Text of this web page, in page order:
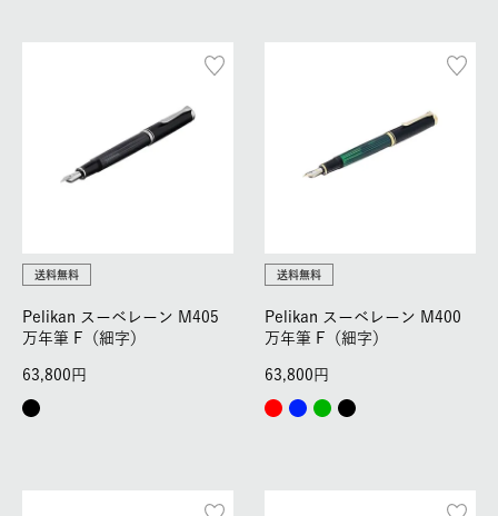
送料無料
Pelikan スーベレーン M405
万年筆 F（細字）
63,800
送料無料
Pelikan スーベレーン M400
万年筆 F（細字）
63,800